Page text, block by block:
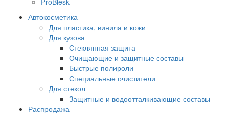
Автокосметика
Для пластика, винила и кожи
Для кузова
Стеклянная защита
Очищающие и защитные составы
Быстрые полироли
Специальные очистители
Для стекол
Защитные и водоотталкивающие составы
Распродажа